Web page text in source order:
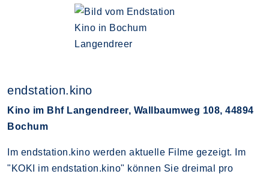
endstation.kino
Kino im Bhf Langendreer, Wallbaumweg 108, 44894
Bochum
Im endstation.kino werden aktuelle Filme gezeigt. Im
"KOKI im endstation.kino" können Sie dreimal pro